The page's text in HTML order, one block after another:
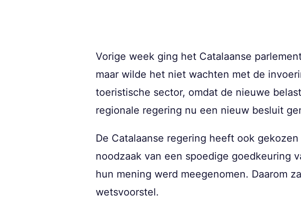
Vorige week ging het Catalaanse
maar wilde het niet wachten met de
toeristische sector, omdat de nieuwe
regionale regering nu een nieuw besluit
De Catalaanse regering heeft ook
noodzaak van een spoedige goedkeuring
hun mening werd meegenomen. Daarom
wetsvoorstel.